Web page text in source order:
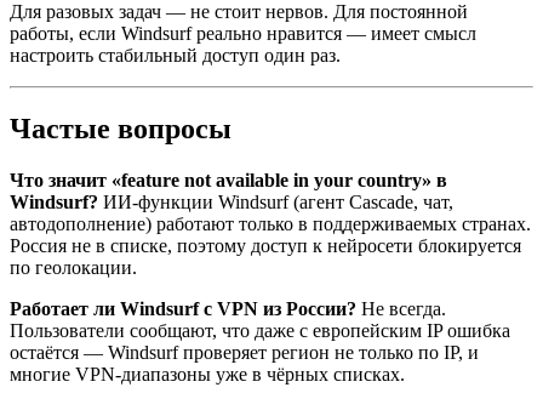
Для разовых задач — не стоит нервов. Для постоянной
работы, если Windsurfреально нравится — имеет смысл
настроить стабильный доступ один раз.
Частые вопросы
Что значит «feature not available in your country» в
Windsurf? ИИ-функции Windsurf(агент Cascade, чат,
автодополнение) работают только в поддерживаемых странах.
Россия не в списке, поэтому доступ к нейросети блокируется
по геолокации.
Работает ли Windsurfс VPN из России? Не всегда.
Пользователи сообщают, что даже с европейским IP ошибка
остаётся — Windsurfпроверяет регион не только по IP, и
многие VPN-диапазоны уже в чёрных списках.